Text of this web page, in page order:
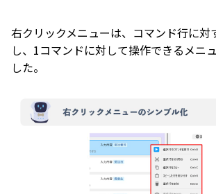
右クリックメニューは、コマンド行に対
し、1コマンドに対して操作できるメニ
した。